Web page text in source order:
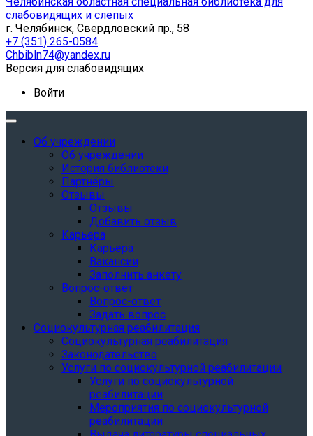
слабовидящих и слепых
г. Челябинск, Свердловский пр., 58
+7 (351) 265-0584
Chbibln74@yandex.ru
Версия для слабовидящих
Войти
Об учреждении
Об учреждении
История библиотеки
Партнёры
Отзывы
Отзывы
Добавить отзыв
Карьера
Карьера
Вакансии
Заполнить анкету
Вопрос-ответ
Вопрос-ответ
Задать вопрос
Социокультурная реабилитация
Социокультурная реабилитация
Законодательство
Услуги по социокультурной реабилитации
Услуги по социокультурной
реабилитации
Мероприятия по социокультурной
реабилитации